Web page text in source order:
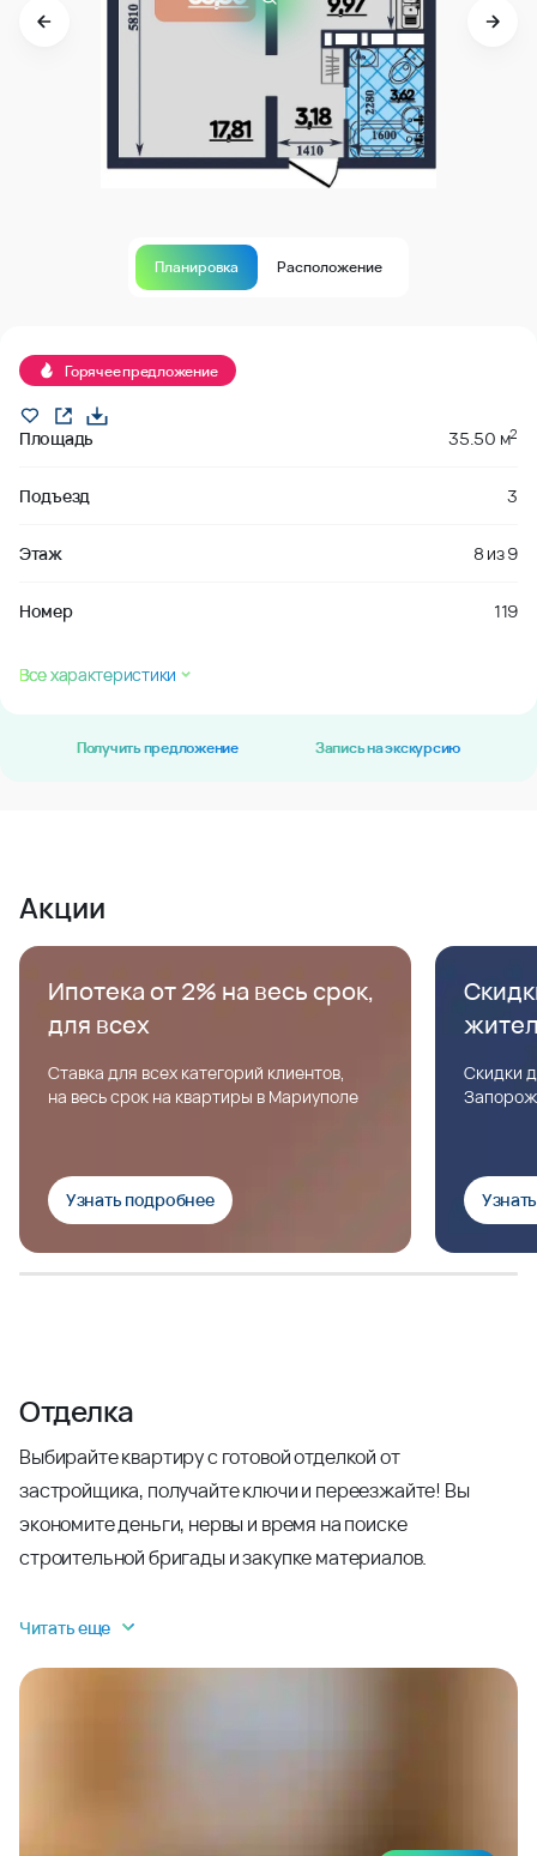
Планировка Расположение
Горячее предложение
Площадь 35.50 м2
Подъезд 3
Этаж 8 из9
Номер 119
Все характеристики
Получить предложение Запись на экскурсию
Акции
Ипотека от 2% на весь срок,
для всех
Ставка для всех категорий клиентов,
на весь срок на квартиры в Мариуполе
Узнать подробнее
Скидки
Отделка
Выбирайте квартиру с готовой отделкой от
застройщика, получайте ключи и переезжайте! Вы
экономите деньги, нервы и время на поиске
строительной бригады и закупке материалов.
Читать еще